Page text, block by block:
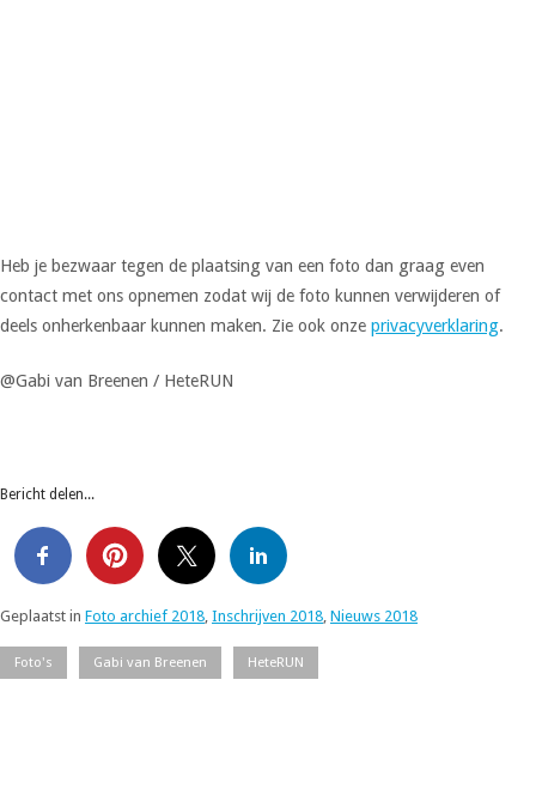
Heb je bezwaar tegen de plaatsing van een foto dan graag even
contact met ons opnemen zodat wij de foto kunnen verwijderen of
deels onherkenbaar kunnen maken. Zie ook onze privacyverklaring.
@Gabi van Breenen / HeteRUN
Bericht delen...
Geplaatst in Foto archief 2018 Inschrijven 2018 Nieuws 2018
Foto's Gabi van Breenen HeteRUN